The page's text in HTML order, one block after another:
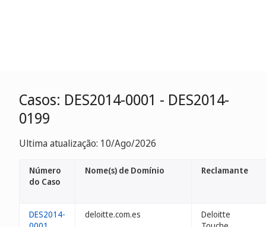
Casos: DES2014-0001 - DES2014-
0199
Ultima atualização: 10/Ago/2026
Número
do Caso
Nome(s) de Domínio Reclamante
DES2014-
deloitte.com.es
Deloitte